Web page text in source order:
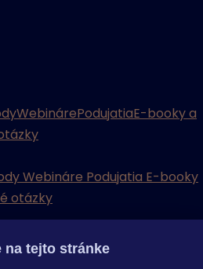
WebinárePodujatiaE-booky a
Webináre Podujatia E-booky
otázky
na tejto stránke